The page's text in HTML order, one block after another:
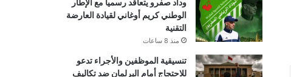
الوطني كريم أوغاني لقيادة العارضة
التقنية
منذ 8 ساعات
تنسيقية الموظفين والأجراء تدعو
للاحتجاج أمام البرلمان ضد تكاليف